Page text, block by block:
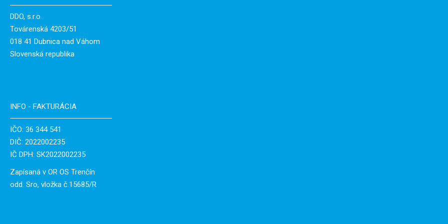
DDO, s.r.o.
Továrenská 4203/51
018 41 Dubnica nad Váhom
Slovenská republika
INFO - FAKTURÁCIA
IČO: 36 344 541
DIČ: 2022002235
IČ DPH: SK2022002235
Zapísaná v OR OS Trenčín
odd. Sro, vložka č.15685/R